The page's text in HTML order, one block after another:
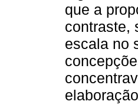
que a
contraste,
escala no